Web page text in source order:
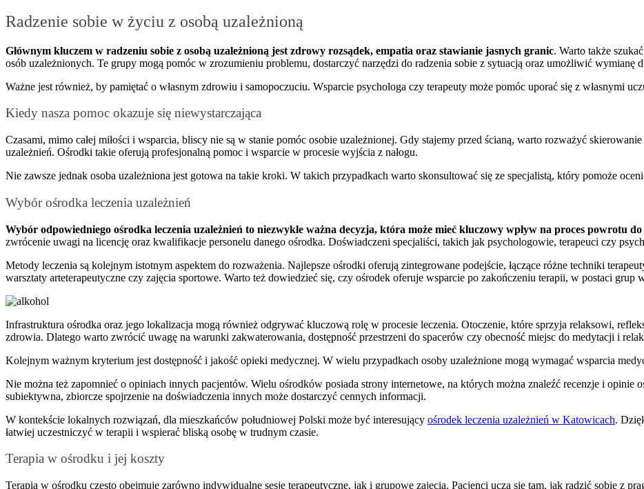
Radzenie sobie w życiu z osobą uzależnioną
Głównym kluczem w radzeniu sobie z osobą uzależnioną jest zdrowy rozsądek, empatia oraz stawianie jasnych granic. Warto także
osób uzależnionych. Te grupy mogą pomóc w zrozumieniu problemu, dostarczyć narzędzi do radzenia sobie z sytuacją oraz umożliwić wymianę
Ważne jest również, by pamiętać o własnym zdrowiu i samopoczuciu. Wsparcie psychologa czy terapeuty może pomóc uporać się z własnymi
Kiedy nasza pomoc okazuje się niewystarczająca
Czasami, mimo całej miłości i wsparcia, bliscy nie są w stanie pomóc osobie uzależnionej. Gdy stajemy przed ścianą, warto rozważyć
uzależnień. Ośrodki takie oferują profesjonalną pomoc i wsparcie w procesie wyjścia z nałogu.
Nie zawsze jednak osoba uzależniona jest gotowa na takie kroki. W takich przypadkach warto skonsultować się ze specjalistą, który pomoże
Wybór ośrodka leczenia uzależnień
Wybór odpowiedniego ośrodka leczenia uzależnień to niezwykle ważna decyzja, która może mieć kluczowy wpływ na proces powrotu
zwrócenie uwagi na licencję oraz kwalifikacje personelu danego ośrodka. Doświadczeni specjaliści, takich jak psychologowie, terapeuci czy
Metody leczenia są kolejnym istotnym aspektem do rozważenia. Najlepsze ośrodki oferują zintegrowane podejście, łączące różne techniki
warsztaty arteterapeutyczne czy zajęcia sportowe. Warto też dowiedzieć się, czy ośrodek oferuje wsparcie po zakończeniu terapii, w postaci grup
Infrastruktura ośrodka oraz jego lokalizacja mogą również odgrywać kluczową rolę w procesie leczenia. Otoczenie, które sprzyja relaksowi,
zdrowia. Dlatego warto zwrócić uwagę na warunki zakwaterowania, dostępność przestrzeni do spacerów czy obecność miejsc do medytacji i
Kolejnym ważnym kryterium jest dostępność i jakość opieki medycznej. W wielu przypadkach osoby uzależnione mogą wymagać wsparcia
Nie można też zapomnieć o opiniach innych pacjentów. Wielu ośrodków posiada strony internetowe, na których można znaleźć recenzje i opinie
subiektywna, zbiorcze spojrzenie na doświadczenia innych może dostarczyć cennych informacji.
W kontekście lokalnych rozwiązań, dla mieszkańców południowej Polski może być interesujący ośrodek leczenia uzależnień w Katowicach.
łatwiej uczestniczyć w terapii i wspierać bliską osobę w trudnym czasie.
Terapia w ośrodku i jej koszty
Terapia w ośrodku często obejmuje zarówno indywidualne sesje terapeutyczne, jak i grupowe zajęcia. Pacjenci uczą się tam, jak radzić sobie z